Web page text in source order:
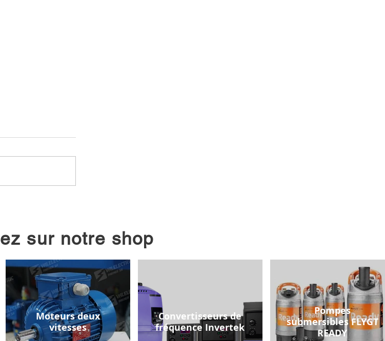
sur notre shop
Moteurs deux
vitesses
Convertisseurs de
fréquence Invertek
Pompes
submersibles FLYGT
READY